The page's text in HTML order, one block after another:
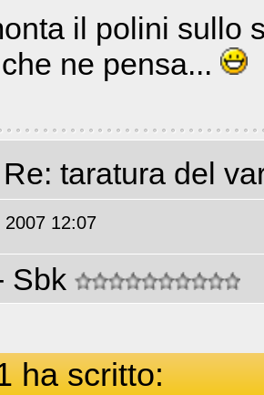
il polini sullo
ne pensa...
Re: taratura del
2007 12:07
Sbk
ha scritto: